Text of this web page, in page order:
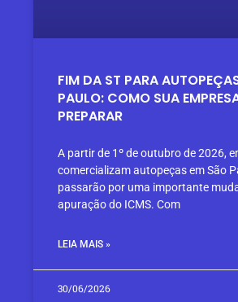
FIM DA ST PARA
PAULO: COMO SUA
PREPARAR
A partir de 1º de outubro de 2026,
comercializam autopeças em São
passarão por uma importante
apuração do ICMS. Com
LEIA MAIS »
30/06/2026